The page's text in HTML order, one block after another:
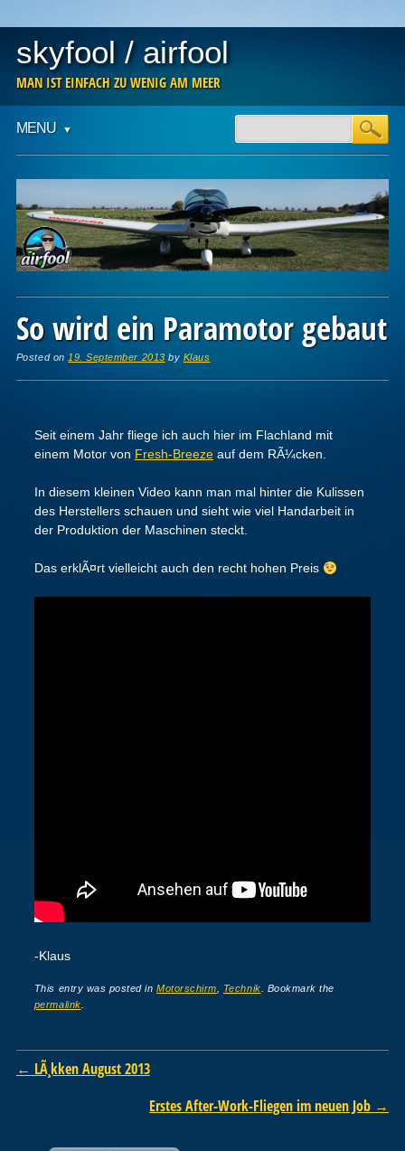
skyfool / airfool
MAN IST EINFACH ZU WENIG AM MEER
Main menu
content
MENU
So wird ein Paramotor gebaut
Posted on 19. September 2013 by Klaus
Seit einem Jahr fliege ich auch hier im Flachland mit
einem Motor von Fresh-Breezeauf dem RÃ¼cken.
In diesem kleinen Video kann man mal hinter die Kulissen
des Herstellers schauen und sieht wie viel Handarbeit in
der Produktion der Maschinen steckt.
Das erklÃ¤rt vielleicht auch den recht hohen Preis
-Klaus
This entry was posted inMotorschirm Technik . Bookmark the
permalink
Post navigation
← LÃ¸kken August 2013
Erstes After-Work-Fliegen im neuen Job →